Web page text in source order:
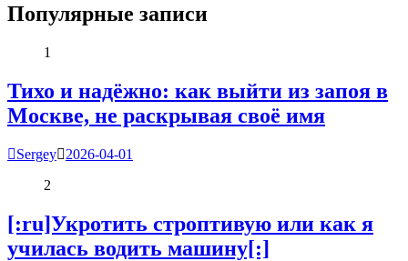
Популярные записи
1
Тихо и надёжно: как выйти из запоя в
Москве, не раскрывая своё имя
Sergey
2026-04-01
2
[:ru]Укротить строптивую или как я
училась водить машину[:]